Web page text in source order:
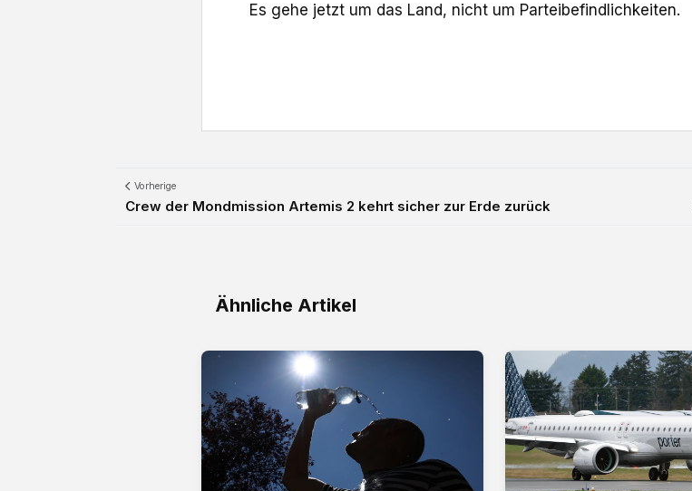
Es gehe jetzt um das Land, nicht um Parteibefindlichkeiten.
Vorherige
Crew der Mondmission Artemis 2 kehrt sicher zur Erde zurück
Ähnliche Artikel